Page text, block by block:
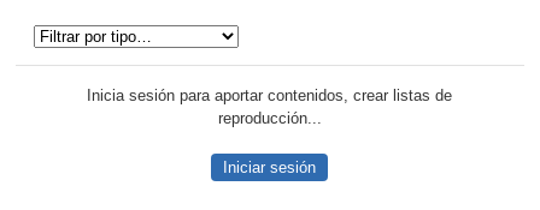
Inicia sesión para aportar contenidos, crear listas de
reproducción...
Iniciar sesión